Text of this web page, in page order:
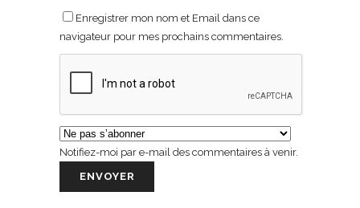
Enregistrer mon nom et Email dans ce
navigateur pour mes prochains commentaires.
Notifiez-moi par e-mail des commentaires à venir.